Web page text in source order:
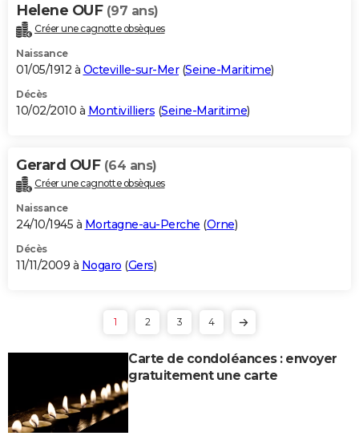
Helene OUF (97 ans)
Créer une cagnotte obsèques
Naissance
01/05/1912 à Octeville-sur-Mer(Seine-Maritime)
Décès
10/02/2010 à Montivilliers (Seine-Maritime)
Gerard OUF (64 ans)
Créer une cagnotte obsèques
Naissance
24/10/1945 à Mortagne-au-Perche (Orne)
Décès
11/11/2009 à Nogaro (Gers)
1 2 3 4
Carte de condoléances : envoyer
gratuitement une carte